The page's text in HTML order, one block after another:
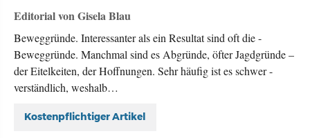
Editorial von Gisela Blau
Beweggründe. Interessanter als ein Resultat sind oft die ­
Beweggründe. Manchmal sind es Abgründe, öfter Jagdgründe –
der Eitelkeiten, der Hoffnungen. Sehr häufig ist es schwer ­
verständlich, weshalb…
Kostenpflichtiger Artikel